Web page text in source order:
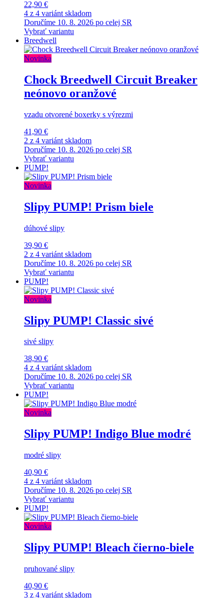
22,90 €
4 z 4 variánt skladom
Doručíme 10. 8. 2026 po celej SR
Vybrať variantu
Breedwell
Novinka
Chock Breedwell Circuit Breaker
neónovo oranžové
vzadu otvorené boxerky s výrezmi
41,90 €
2 z 4 variánt skladom
Doručíme 10. 8. 2026 po celej SR
Vybrať variantu
PUMP!
Novinka
Slipy PUMP! Prism biele
dúhové slipy
39,90 €
2 z 4 variánt skladom
Doručíme 10. 8. 2026 po celej SR
Vybrať variantu
PUMP!
Novinka
Slipy PUMP! Classic sivé
sivé slipy
38,90 €
4 z 4 variánt skladom
Doručíme 10. 8. 2026 po celej SR
Vybrať variantu
PUMP!
Novinka
Slipy PUMP! Indigo Blue modré
modré slipy
40,90 €
4 z 4 variánt skladom
Doručíme 10. 8. 2026 po celej SR
Vybrať variantu
PUMP!
Novinka
Slipy PUMP! Bleach čierno-biele
pruhované slipy
40,90 €
3 z 4 variánt skladom